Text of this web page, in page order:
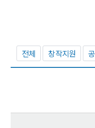
전체 창작지원